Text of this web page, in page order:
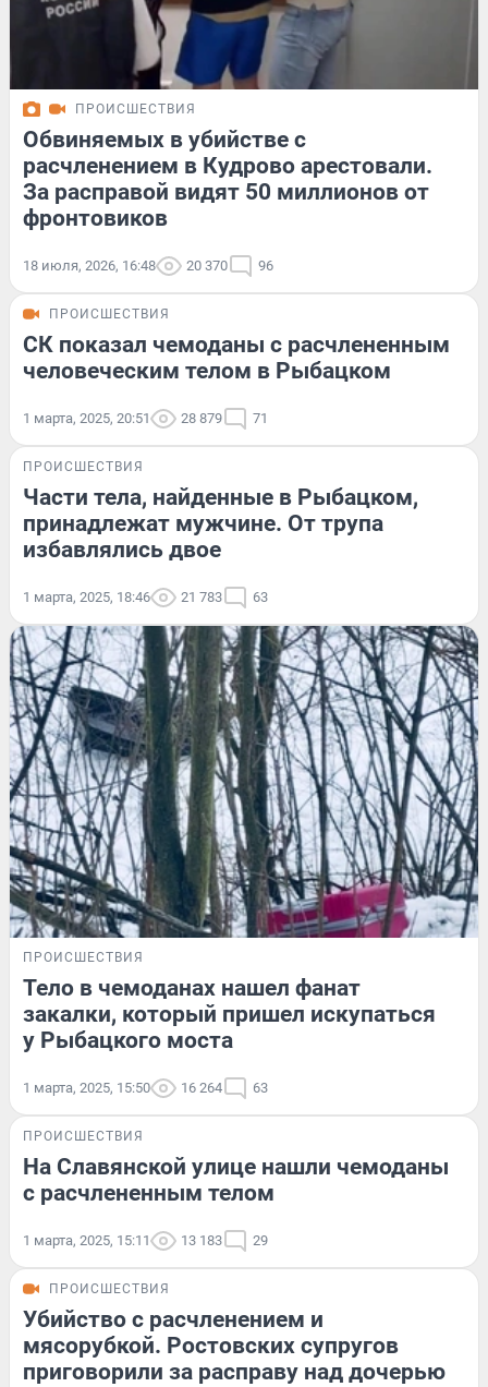
ПРОИСШЕСТВИЯ
Обвиняемых в убийстве с
расчленением в Кудрово арестовали.
За расправой видят 50 миллионов от
фронтовиков
18 июля, 2026, 16:48 20 370 96
ПРОИСШЕСТВИЯ
СК показал чемоданы с расчлененным
человеческим телом в Рыбацком
1 марта, 2025, 20:51 28 879 71
ПРОИСШЕСТВИЯ
Части тела, найденные в Рыбацком,
принадлежат мужчине. От трупа
избавлялись двое
1 марта, 2025, 18:46 21 783 63
ПРОИСШЕСТВИЯ
Тело в чемоданах нашел фанат
закалки, который пришел искупаться
у Рыбацкого моста
1 марта, 2025, 15:50 16 264 63
ПРОИСШЕСТВИЯ
На Славянской улице нашли чемоданы
с расчлененным телом
1 марта, 2025, 15:11 13 183 29
ПРОИСШЕСТВИЯ
Убийство с расчленением и
мясорубкой. Ростовских супругов
приговорили за расправу над дочерью